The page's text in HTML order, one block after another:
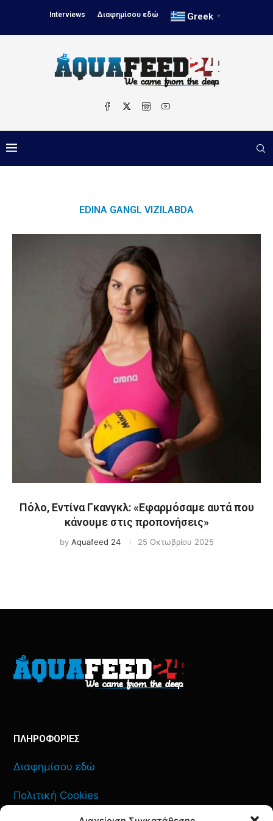
Interviews Διαφημίσου εδώ Greek ▼
EDINA GANGL VIZILABDA
Πόλο, Εντίνα Γκανγκλ: «Εφαρμόσαμε αυτά που
κάνουμε στις προπονήσεις»
by Aquafeed 24 25 Οκτωβρίου 2025
ΠΛΗΡΟΦΟΡΙΕΣ
Διαφημίσου εδώ
Πολιτική Cookies